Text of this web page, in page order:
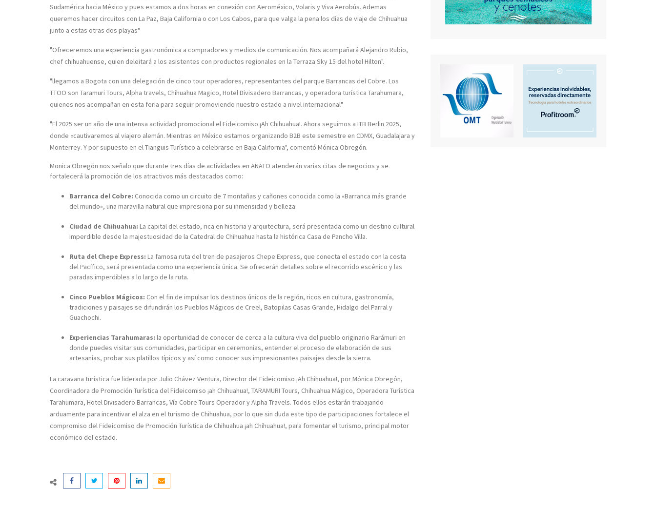
Sudamérica hacia México y pues estamos a dos horas en conexión con Aeroméxico, Volaris y Viva Aerobús. Ademas
queremos hacer circuitos con La Paz, Baja California o con Los Cabos, para que valga la pena los días de viaje de Chihuahua
junto a estas otras dos playas"
"Ofreceremos una experiencia gastronómica a compradores y medios de comunicación. Nos acompañará Alejandro Rubio,
chef chihuahuense, quien deleitará a los asistentes con productos regionales en la Terraza Sky 15 del hotel Hilton".
"llegamos a Bogota con una delegación de cinco tour operadores, representantes del parque Barrancas del Cobre. Los
TTOO son Taramuri Tours, Alpha travels, Chihuahua Magico, Hotel Divisadero Barrancas, y operadora turística Tarahumara,
quienes nos acompañan en esta feria para seguir promoviendo nuestro estado a nivel internacional"
"El 2025 ser un año de una intensa actividad promocional el Fideicomiso ¡Ah Chihuahua!. Ahora seguimos a ITB Berlin 2025,
donde «cautivaremos al viajero alemán. Mientras en México estamos organizando B2B este semestre en CDMX, Guadalajara y
Monterrey. Y por supuesto en el Tianguis Turístico a celebrarse en Baja California", comentó Mónica Obregón.
Monica Obregón nos señalo que durante tres días de actividades en ANATO atenderán varias citas de negocios y se
fortalecerá la promoción de los atractivos más destacados como:
Barranca del Cobre: Conocida como un circuito de 7 montañas y cañones conocida como la «Barranca más grande
del mundo», una maravilla natural que impresiona por su inmensidad y belleza.
Ciudad de Chihuahua: La capital del estado, rica en historia y arquitectura, será presentada como un destino cultural
imperdible desde la majestuosidad de la Catedral de Chihuahua hasta la histórica Casa de Pancho Villa.
Ruta del Chepe Express: La famosa ruta del tren de pasajeros Chepe Express, que conecta el estado con la costa
del Pacífico, será presentada como una experiencia única. Se ofrecerán detalles sobre el recorrido escénico y las
paradas imperdibles a lo largo de la ruta.
Cinco Pueblos Mágicos: Con el fin de impulsar los destinos únicos de la región, ricos en cultura, gastronomía,
tradiciones y paisajes se difundirán los Pueblos Mágicos de Creel, Batopilas Casas Grande, Hidalgo del Parral y
Guachochi.
Experiencias Tarahumaras: la oportunidad de conocer de cerca a la cultura viva del pueblo originario Rarámuri en
donde puedes visitar sus comunidades, participar en ceremonias, entender el proceso de elaboración de sus
artesanías, probar sus platillos típicos y así como conocer sus impresionantes paisajes desde la sierra.
La caravana turística fue liderada por Julio Chávez Ventura, Director del Fideicomiso ¡Ah Chihuahua!, por Mónica Obregón,
Coordinadora de Promoción Turística del Fideicomiso ¡ah Chihuahua!, TARAMURI Tours, Chihuahua Mágico, Operadora Turística
Tarahumara, Hotel Divisadero Barrancas, Vía Cobre Tours Operador y Alpha Travels. Todos ellos estarán trabajando
arduamente para incentivar el alza en el turismo de Chihuahua, por lo que sin duda este tipo de participaciones fortalece el
compromiso del Fideicomiso de Promoción Turística de Chihuahua ¡ah Chihuahua!, para fomentar el turismo, principal motor
económico del estado.